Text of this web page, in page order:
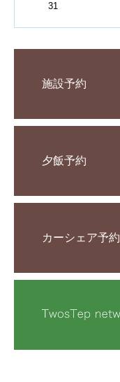
31
施設予約
夕飯予約
カーシェア予約